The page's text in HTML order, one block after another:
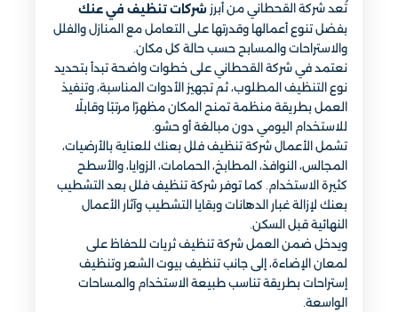
تُعد شركة القحطاني من أبرز شركات تنظيف في عنك
بفضل تنوع أعمالها وقدرتها على التعامل مع المنازل والفلل
والاستراحات والمسابح حسب حالة كل مكان.
نعتمد في شركة القحطاني على خطوات واضحة تبدأ بتحديد
نوع التنظيف المطلوب، ثم تجهيز الأدوات المناسبة، وتنفيذ
العمل بطريقة منظمة تمنح المكان مظهرًا مرتبًا وقابلًا
للاستخدام اليومي دون مبالغة أو حشو.
تشمل الأعمال شركة تنظيف فلل بعنك للعناية بالأرضيات،
المجالس، النوافذ، المطابخ، الحمامات، الزوايا، والأسطح
كثيرة الاستخدام. كما توفر شركة تنظيف فلل بعد التشطيب
بعنك لإزالة غبار الدهانات وبقايا التشطيب وآثار الأعمال
النهائية قبل السكن.
ويدخل ضمن العمل شركة تنظيف ثريات للحفاظ على
لمعان الإضاءة، إلى جانب تنظيف بيوت الشعر وتنظيف
إستراحات بطريقة تناسب طبيعة الاستخدام والمساحات
الواسعة.